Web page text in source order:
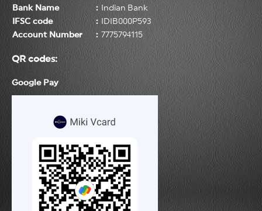
Bank Name :
Indian Bank
IFSC code
:
IDIB000P593
Account Number
: 7775794115
QR codes:
Google Pay